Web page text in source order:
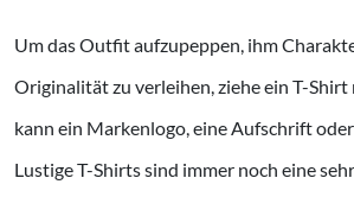
Um das Outfit aufzupeppen, ihm
Originalität zu verleihen, ziehe ein T-Shirt
kann ein Markenlogo, eine Aufschrift
Lustige T-Shirts sind immer noch eine